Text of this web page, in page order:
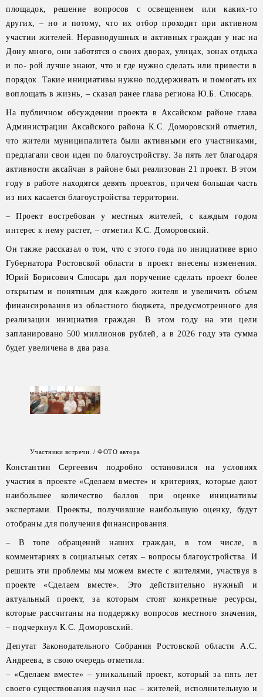
площадок, решение вопросов с освещением или каких-то
других, – но и потому, что их отбор проходит при активном
участии жителей. Неравнодушных и активных граждан у нас на
Дону много, они заботятся о своих дворах, улицах, зонах отдыха
и по- рой лучше знают, что и где нужно сделать или привести в
порядок. Такие инициативы нужно поддерживать и помогать их
воплощать в жизнь, – сказал ранее глава региона Ю.Б. Слюсарь.
На публичном обсуждении проекта в Аксайском районе глава
Администрации Аксайского района К.С. Доморовский отметил,
что жители муниципалитета были активными его участниками,
предлагали свои идеи по благоустройству. За пять лет благодаря
активности аксайчан в районе был реализован 21 проект. В этом
году в работе находятся девять проектов, причем большая часть
из них касается благоустройства территории.
– Проект востребован у местных жителей, с каждым годом
интерес к нему растет, – отметил К.С. Доморовский.
Он также рассказал о том, что с этого года по инициативе врио
Губернатора Ростовской области в проект внесены изменения.
Юрий Борисович Слюсарь дал поручение сделать проект более
открытым и понятным для каждого жителя и увеличить объем
финансирования из областного бюджета, предусмотренного для
реализации инициатив граждан. В этом году на эти цели
запланировано 500 миллионов рублей, а в 2026 году эта сумма
будет увеличена в два раза.
Участники встречи. / ФОТО автора
Константин Сергеевич подробно остановился на условиях
участия в проекте «Сделаем вместе» и критериях, которые дают
наибольшее количество баллов при оценке инициативы
экспертами. Проекты, получившие наибольшую оценку, будут
отобраны для получения финансирования.
– В топе обращений наших граждан, в том числе, в
комментариях в социальных сетях – вопросы благоустройства. И
решить эти проблемы мы можем вместе с жителями, участвуя в
проекте «Сделаем вместе». Это действительно нужный и
актуальный проект, за которым стоят конкретные ресурсы,
которые рассчитаны на поддержку вопросов местного значения,
– подчеркнул К.С. Доморовский.
Депутат Законодательного Собрания Ростовской области А.С.
Андреева, в свою очередь отметила:
– «Сделаем вместе» – уникальный проект, который за пять лет
своего существования научил нас – жителей, исполнительную и